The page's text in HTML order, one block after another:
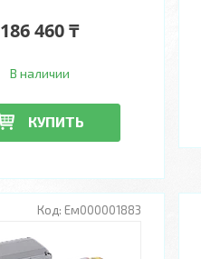
186 460 ₸
В наличии
КУПИТЬ
Ем000001883